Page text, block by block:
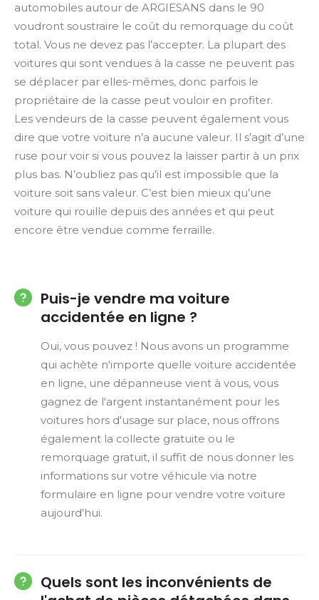
automobiles autour de ARGIESANS dans le 90
voudront soustraire le coût du remorquage du coût
total. Vous ne devez pas l’accepter. La plupart des
voitures qui sont vendues à la casse ne peuvent pas
se déplacer par elles-mêmes, donc parfois le
propriétaire de la casse peut vouloir en profiter.
Les vendeurs de la casse peuvent également vous
dire que votre voiture n’a aucune valeur. Il s’agit d’une
ruse pour voir si vous pouvez la laisser partir à un prix
plus bas. N’oubliez pas qu’il est impossible que la
voiture soit sans valeur. C’est bien mieux qu’une
voiture qui rouille depuis des années et qui peut
encore être vendue comme ferraille.
Puis-je vendre ma voiture
accidentée en ligne ?
Oui, vous pouvez ! Nous avons un programme
qui achète n'importe quelle voiture accidentée
en ligne, une dépanneuse vient à vous, vous
gagnez de l'argent instantanément pour les
voitures hors d'usage sur place, nous offrons
également la collecte gratuite ou le
remorquage gratuit, il suffit de nous donner les
informations sur votre véhicule via notre
formulaire en ligne pour vendre votre voiture
aujourd'hui.
Quels sont les inconvénients de